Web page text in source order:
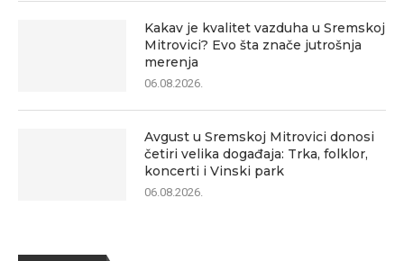
Kakav je kvalitet vazduha u Sremskoj
Mitrovici? Evo šta znače jutrošnja
merenja
06.08.2026.
Avgust u Sremskoj Mitrovici donosi
četiri velika događaja: Trka, folklor,
koncerti i Vinski park
06.08.2026.